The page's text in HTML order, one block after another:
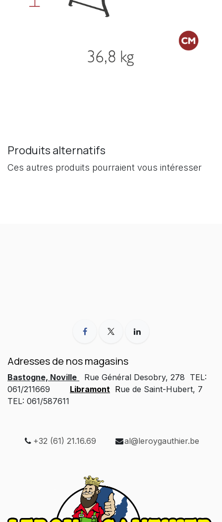
Produits alternatifs
Ces autres produits pourraient vous intéresser
Adresses de nos magasins
Bastogne, Noville
Rue Général Desobry, 278 TEL:
061/211669
Libramont Rue de Saint-Hubert, 7
TEL: 061/587611
+32 (61) 21.16.69 al@leroygauthier.be